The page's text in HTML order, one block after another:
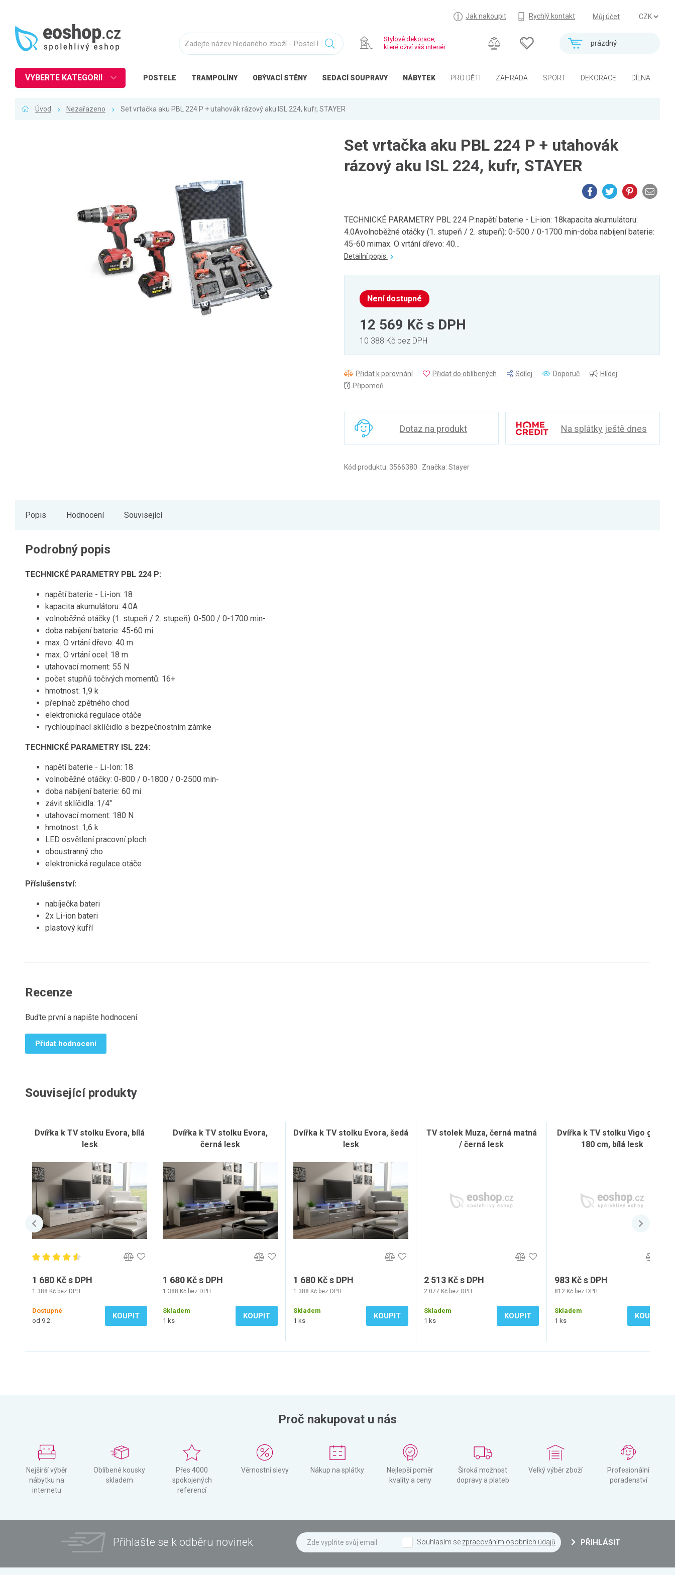
Můj účet
Jak nakoupit Rychlý kontakt
prázdný
Stylové dekorace,
které oživí váš interiér
POSTELE TRAMPOLÍNY OBÝVACÍ STĚNY SEDACÍ SOUPRAVY NÁBYTEK PRO DĚTI ZAHRADA SPORT DEKORACE DÍLNA
VYBERTE KATEGORII
Úvod Nezařazeno Set vrtačka aku PBL 224 P + utahovák rázový aku ISL 224, kufr, STAYER
Set vrtačka aku PBL 224 P + utahovák
rázový aku ISL 224, kufr, STAYER
TECHNICKÉ PARAMETRY PBL 224 P:napětí baterie - Li-ion: 18kapacita akumulátoru:
4.0Avolnoběžné otáčky (1. stupeň / 2. stupeň): 0-500 / 0-1700 min-doba nabíjení baterie:
45-60 mimax. O vrtání dřevo: 40...
Detailní popis
Není dostupné
12 569 Kč s DPH
10 388 Kč bez DPH
Přidat k porovnání Přidat do oblíbených Sdílej Doporuč
Hlídej
Připomeň
Dotaz na produkt Na splátky ještě dnes
Kód produktu: 3566380 Značka: Stayer
Popis Hodnocení Související
Podrobný popis
TECHNICKÉ PARAMETRY PBL 224 P:
napětí baterie - Li-ion: 18
kapacita akumulátoru: 4.0A
volnoběžné otáčky (1. stupeň / 2. stupeň): 0-500 / 0-1700 min-
doba nabíjení baterie: 45-60 mi
max. O vrtání dřevo: 40 m
max. O vrtání ocel: 18 m
utahovací moment: 55 N
počet stupňů točivých momentů: 16+
hmotnost: 1,9 k
přepínač zpětného chod
elektronická regulace otáče
rychloupínací sklíčidlo s bezpečnostním zámke
TECHNICKÉ PARAMETRY ISL 224:
napětí baterie - Li-Ion: 18
volnoběžné otáčky: 0-800 / 0-1800 / 0-2500 min-
doba nabíjení baterie: 60 mi
závit sklíčidla: 1/4"
utahovací moment: 180 N
hmotnost: 1,6 k
LED osvětlení pracovní ploch
oboustranný cho
elektronická regulace otáče
Příslušenství:
nabíječka bateri
2x Li-ion bateri
plastový kufří
Recenze
Buďte první a napište hodnocení
Přidat hodnocení
Související produkty
Dvířka k TV stolku Evora, bílá
lesk
1 680 Kč s DPH
1 388 Kč bez DPH
Dostupné
od 9.2.
KOUPIT
Dvířka k TV stolku Evora,
černá lesk
1 680 Kč s DPH
1 388 Kč bez DPH
Skladem
1 ks
KOUPIT
Dvířka k TV stolku Evora, šedá
lesk
1 680 Kč s DPH
1 388 Kč bez DPH
Skladem
1 ks
KOUPIT
TV stolek Muza, černá matná
/ černá lesk
2 513 Kč s DPH
2 077 Kč bez DPH
Skladem
1 ks
KOUPIT
Dvířka k TV stolku Vigo glass
180 cm, bílá lesk
983 Kč s DPH
812 Kč bez DPH
Skladem
1 ks
KOUPIT
Proč nakupovat u nás
Nejširší výběr
nábytku na
internetu
Oblíbené kousky
skladem
Přes 4000
spokojených
referencí
Věrnostní slevy Nákup na splátky
Nejlepší poměr
kvality a ceny
Široká možnost
dopravy a plateb
Velký výběr zboží
Profesionální
poradenství
Přihlašte se k odběru novinek Souhlasím se zpracováním osobních údajů PŘIHLÁSIT